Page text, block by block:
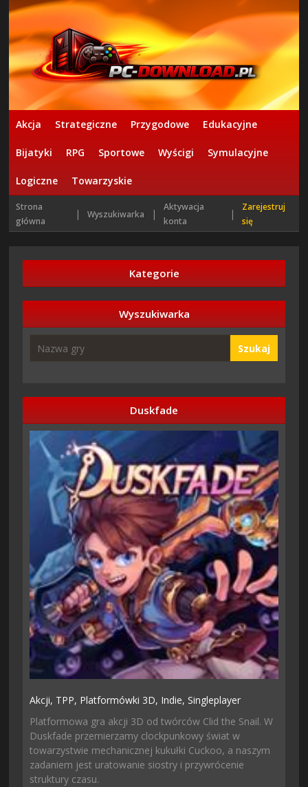
Akcja Strategiczne Przygodowe Edukacyjne
Bijatyki RPG Sportowe Wyścigi Symulacyjne
Logiczne Towarzyskie
Strona
główna
| Wyszukiwarka |
Aktywacja
konta
|
Zarejestruj
się
Kategorie
Wyszukiwarka
Szukaj
Duskfade
Akcji, TPP, Platformówki 3D, Indie,Singleplayer
Platformowa gra akcji 3D od twórców Clid the Snail. W
Duskfade przemierzamy clockpunkowy świat w
towarzystwie mechanicznej kukułki Cuckoo, a naszym
zadaniem jest uratowanie siostry i przywrócenie
struktury czasu.